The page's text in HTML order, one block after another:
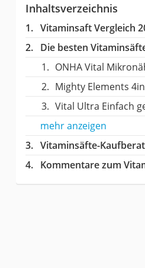
Inhaltsverzeichnis
Vitaminsaft Vergleich
Die besten
ONHA Vital
Mighty Elements
Vital Ultra Einfach
mehr anzeigen
Vitaminsäfte-
Kommentare zum